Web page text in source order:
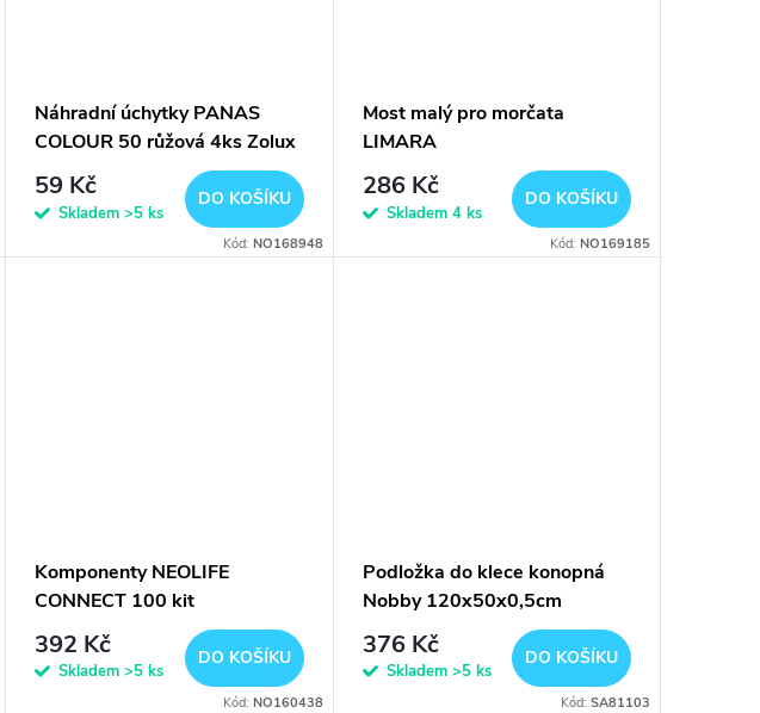
Náhradní úchytky PANAS
COLOUR 50 růžová 4ks Zolux
59 Kč
Skladem>5 ks
DO KOŠÍKU
Kód: NO168948
Most malý pro morčata
LIMARA
286 Kč
Skladem 4 ks
DO KOŠÍKU
Kód: NO169185
Komponenty NEOLIFE
CONNECT 100 kit
mřížka/klipy Zolux
392 Kč
Skladem>5 ks
DO KOŠÍKU
Kód: NO160438
Podložka do klece konopná
Nobby 120x50x0,5cm
376 Kč
Skladem >5 ks
DO KOŠÍKU
Kód: SA81103